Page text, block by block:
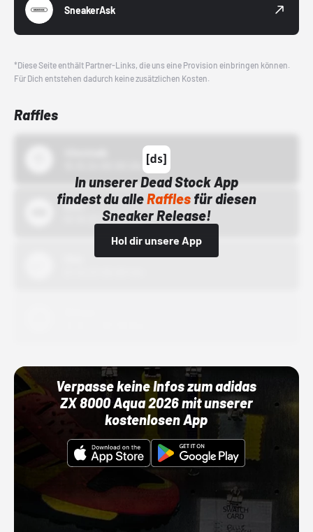
SneakerAsk
*Diese Seite enthält Partner-Links, die uns eine Provision einbringen können.
Für Dich entstehen dadurch keine zusätzlichen Kosten.
Raffles
In unserer Dead Stock App
findest du alleRafflesfür diesen
Sneaker Release!
Hol dir unsere App
Bstn
01.10.22 00:00 Uhr
Verpasse keine Infos zum adidas
ZX 8000 Aqua 2026 mit unserer
kostenlosen App